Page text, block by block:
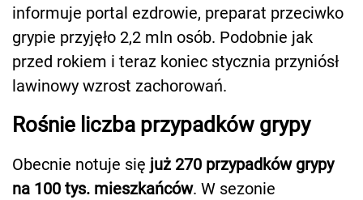
informuje portal ezdrowie, preparat przeciwko
grypie przyjęło 2,2 mln osób. Podobnie jak
przed rokiem i teraz koniec stycznia przyniósł
lawinowy wzrost zachorowań.
Rośnie liczba przypadków grypy
Obecnie notuje się już 270 przypadków grypy
na 100 tys. mieszkańców. W sezonie